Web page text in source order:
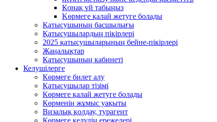
Қонақ үй табыңыз
Kөрмеге қалай жетуге болады
Қатысушының басшылығы
Қатысушылардың пікірлері
2025 қатысушыларының бейне-пікірлері
Жаңалықтар
Қатысушының кабинеті
Келушілерге
Көрмеге билет алу
Қатысушылар тізімі
Көрмеге қалай жетуге болады
Көрменің жұмыс уақыты
Визалық қолдау, турагент
Көрмеге келудің ережелері